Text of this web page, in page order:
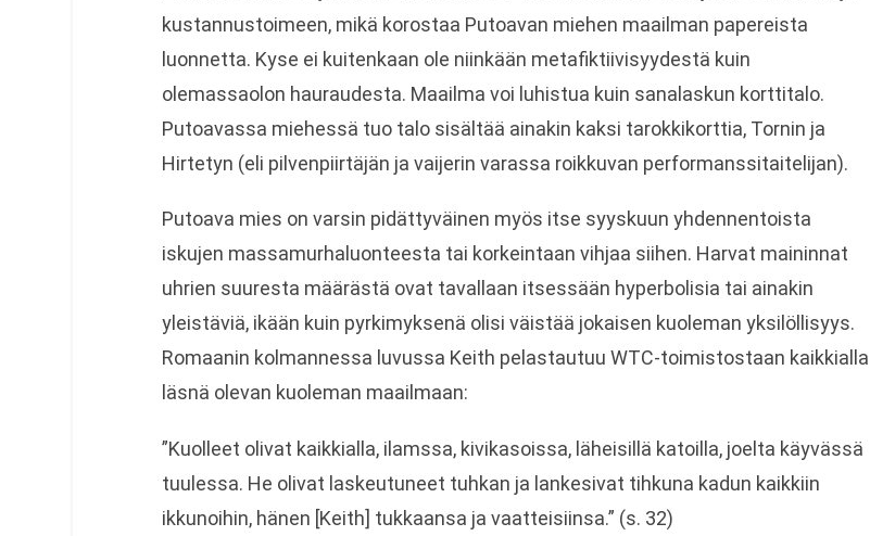
kustannustoimeen, mikä korostaa Putoavan miehen maailman papereista
luonnetta. Kyse ei kuitenkaan ole niinkään metafiktiivisyydestä kuin
olemassaolon hauraudesta. Maailma voi luhistua kuin sanalaskun korttitalo.
Putoavassa miehessä tuo talo sisältää ainakin kaksi tarokkikorttia, Tornin ja
Hirtetyn (eli pilvenpiirtäjän ja vaijerin varassa roikkuvan performanssitaitelijan).
Putoava mies on varsin pidättyväinen myös itse syyskuun yhdennentoista
iskujen massamurhaluonteesta tai korkeintaan vihjaa siihen. Harvat maininnat
uhrien suuresta määrästä ovat tavallaan itsessään hyperbolisia tai ainakin
yleistäviä, ikään kuin pyrkimyksenä olisi väistää jokaisen kuoleman yksilöllisyys.
Romaanin kolmannessa luvussa Keith pelastautuu WTC-toimistostaan kaikkialla
läsnä olevan kuoleman maailmaan:
”Kuolleet olivat kaikkialla, ilamssa, kivikasoissa, läheisillä katoilla, joelta käyvässä
tuulessa. He olivat laskeutuneet tuhkan ja lankesivat tihkuna kadun kaikkiin
ikkunoihin, hänen [Keith] tukkaansa ja vaatteisiinsa.” (s. 32)